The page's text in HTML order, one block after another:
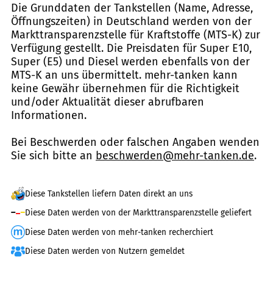
Die Grunddaten der Tankstellen (Name, Adresse,
Öffnungszeiten) in Deutschland werden von der
Markttransparenzstelle für Kraftstoffe (MTS-K) zur
Verfügung gestellt. Die Preisdaten für Super E10,
Super (E5) und Diesel werden ebenfalls von der
MTS-K an uns übermittelt. mehr-tanken kann
keine Gewähr übernehmen für die Richtigkeit
und/oder Aktualität dieser abrufbaren
Informationen.
Bei Beschwerden oder falschen Angaben wenden
Sie sich bitte an beschwerden@mehr-tanken.de.
Diese Tankstellen liefern Daten direkt an uns
Diese Daten werden von der Markttransparenzstelle geliefert
Diese Daten werden von mehr-tanken recherchiert
Diese Daten werden von Nutzern gemeldet